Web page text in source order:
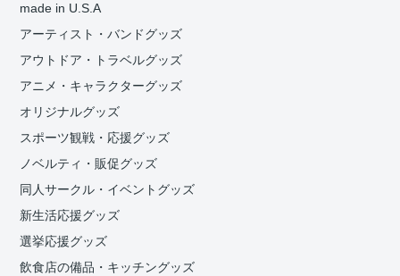
made in U.S.A
アーティスト・バンドグッズ
アウトドア・トラベルグッズ
アニメ・キャラクターグッズ
オリジナルグッズ
スポーツ観戦・応援グッズ
ノベルティ・販促グッズ
同人サークル・イベントグッズ
新生活応援グッズ
選挙応援グッズ
飲食店の備品・キッチングッズ